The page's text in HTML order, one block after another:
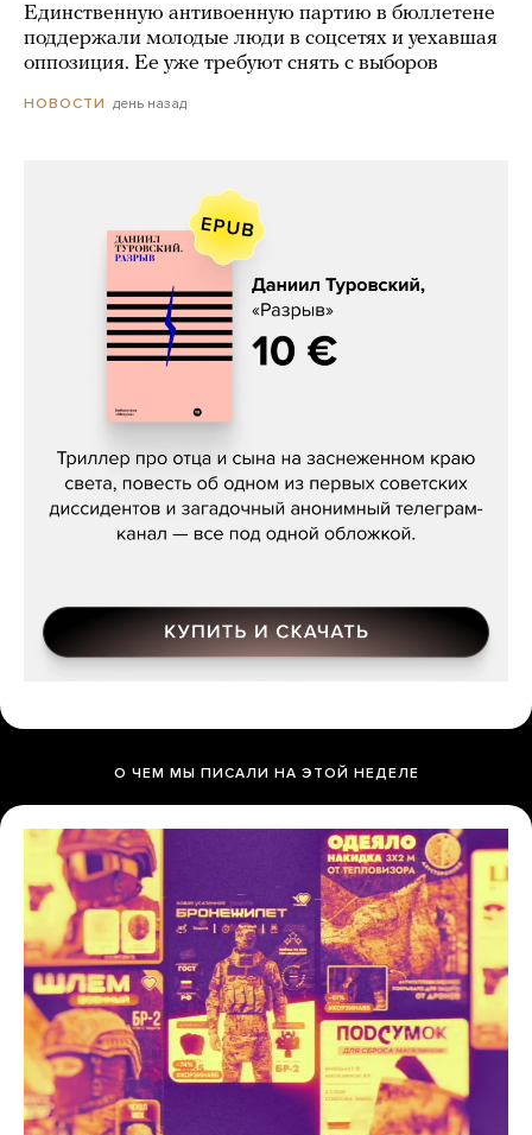
Единственную антивоенную партию в бюллетене
поддержали молодые люди в соцсетях и уехавшая
оппозиция. Ее уже требуют снять с выборов
НОВОСТИ день назад
Даниил Туровский, «Разрыв»
О ЧЕМ МЫ ПИСАЛИ НА ЭТОЙ НЕДЕЛЕ